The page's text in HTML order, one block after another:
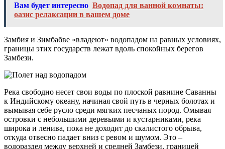
Вам будет интересно Водопад для ванной комнаты:
оазис релаксации в вашем доме
Замбия и Зимбабве «владеют» водопадом на равных условиях,
границы этих государств лежат вдоль спокойных берегов
Замбези.
Река свободно несет свои воды по плоской равнине Саванны
к Индийскому океану, начиная свой путь в черных болотах и
вымывая себе русло среди мягких песчаных пород. Омывая
островки с небольшими деревьями и кустарниками, река
широка и ленива, пока не доходит до скалистого обрыва,
откуда отвесно падает вниз с ревом и шумом. Это –
водораздел между верхней и средней Замбези, границей